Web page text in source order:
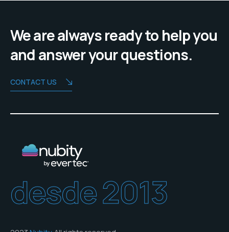
We are always ready to help you
and answer your questions.
CONTACT US
desde 2013